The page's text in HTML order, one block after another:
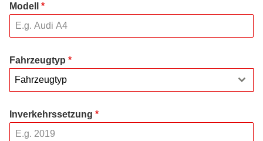
Modell *
Fahrzeugtyp *
Fahrzeugtyp
Inverkehrssetzung *